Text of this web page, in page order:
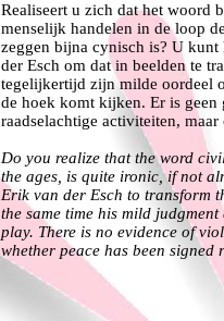
Realiseert u zich dat het woord
menselijk handelen in de loop
zeggen bijna cynisch is? U kunt
der Esch om dat in beelden te
tegelijkertijd zijn milde oordeel
de hoek komt kijken. Er is
raadselachtige activiteiten,
Do you realize that the word
the ages, is quite ironic, if not
Erik van der Esch to transform
the same time his mild
play. There is no evidence of
whether peace has been signed